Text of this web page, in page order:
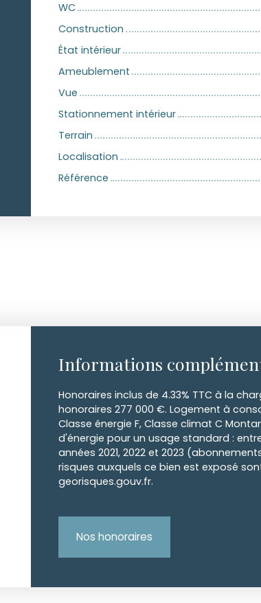
WC
Construction
État intérieur
Ameublement
Vue
Stationnement intérieur
Terrain
Localisation
Référence
Informations
Honoraires inclus de 4.33% TTC à la
honoraires 277 000 €. Logement à
Classe énergie F, Classe climat C
d'énergie pour un usage standard :
années 2021, 2022 et 2023
risques auxquels ce bien est exposé
georisques.gouv.fr.
Nos honoraires